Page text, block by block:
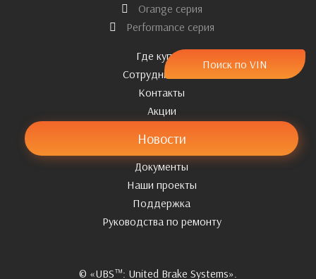
Orange серия
Performance серия
Где купить
Сотрудничество
Контакты
Акции
Новости
Документы
Наши проекты
Поддержка
Pуководства по ремонту
© «UBS™: United Brake Systems».
Поиск по VIN